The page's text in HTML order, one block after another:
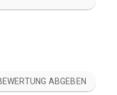
ABGEBEN